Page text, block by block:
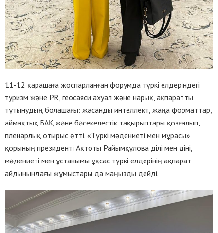
11-12 қарашаға жоспарланған форумда түркі елдеріндегі
туризм және PR, геосаяси ахуал және нарық, ақпаратты
тұтынудың болашағы: жасанды интеллект, жаңа форматтар,
аймақтық БАҚ және бәсекелестік тақырыптары қозғалып,
пленарлық отырыс өтті. «Түркі мәдениеті мен мұрасы»
қорының президенті Ақтоты Райымқұлова ділі мен діні,
мәдениеті мен ұстанымы ұқсас түркі елдерінің ақпарат
айдынындағы жұмыстары да маңызды дейді.